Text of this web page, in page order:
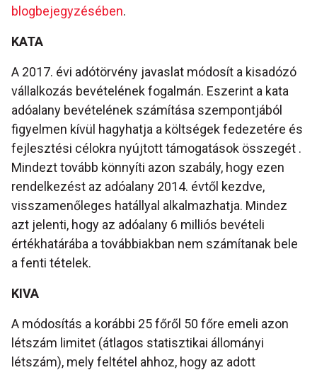
blogbejegyzésében.
KATA
A 2017. évi adótörvény javaslat módosít a kisadózó
vállalkozás bevételének fogalmán. Eszerint a kata
adóalany bevételének számítása szempontjából
figyelmen kívül hagyhatja a költségek fedezetére és
fejlesztési célokra nyújtott támogatások összegét .
Mindezt tovább könnyíti azon szabály, hogy ezen
rendelkezést az adóalany 2014. évtől kezdve,
visszamenőleges hatállyal alkalmazhatja. Mindez
azt jelenti, hogy az adóalany 6 milliós bevételi
értékhatárába a továbbiakban nem számítanak bele
a fenti tételek.
KIVA
A módosítás a korábbi 25 főről 50 főre emeli azon
létszám limitet (átlagos statisztikai állományi
létszám), mely feltétel ahhoz, hogy az adott